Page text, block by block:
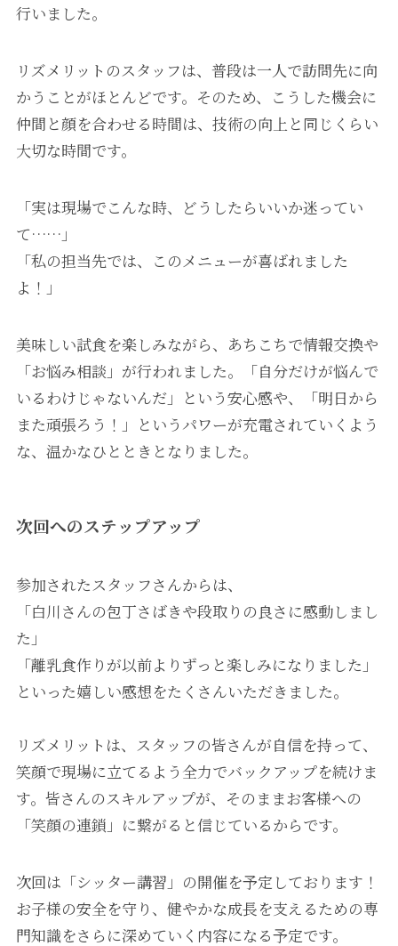
行いました。
リズメリットのスタッフは、普段は一人で訪問先に向
かうことがほとんどです。そのため、こうした機会に
仲間と顔を合わせる時間は、技術の向上と同じくらい
大切な時間です。
「実は現場でこんな時、どうしたらいいか迷ってい
て……」
「私の担当先では、このメニューが喜ばれました
よ！」
美味しい試食を楽しみながら、あちこちで情報交換や
「お悩み相談」が行われました。「自分だけが悩んで
いるわけじゃないんだ」という安心感や、「明日から
また頑張ろう！」というパワーが充電されていくよう
な、温かなひとときとなりました。
次回へのステップアップ
参加されたスタッフさんからは、
「白川さんの包丁さばきや段取りの良さに感動しまし
た」
「離乳食作りが以前よりずっと楽しみになりました」
といった嬉しい感想をたくさんいただきました。
リズメリットは、スタッフの皆さんが自信を持って、
笑顔で現場に立てるよう全力でバックアップを続けま
す。皆さんのスキルアップが、そのままお客様への
「笑顔の連鎖」に繋がると信じているからです。
次回は「シッター講習」の開催を予定しております！
お子様の安全を守り、健やかな成長を支えるための専
門知識をさらに深めていく内容になる予定です。